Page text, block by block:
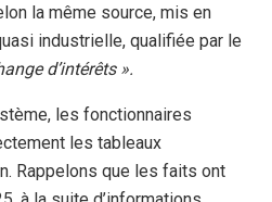
la même source, mis en
industrielle, qualifiée par le
d’intérêts ».
les fonctionnaires
les tableaux
Rappelons que les faits ont